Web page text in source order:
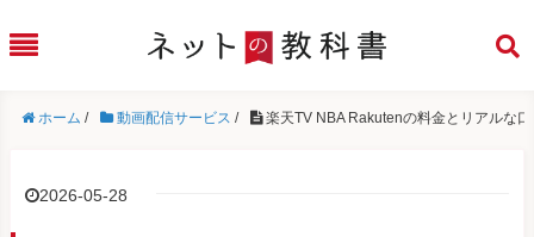
ホーム / 動画配信サービス / 楽天TV NBA Rakutenの料金とリアルな
2026-05-28